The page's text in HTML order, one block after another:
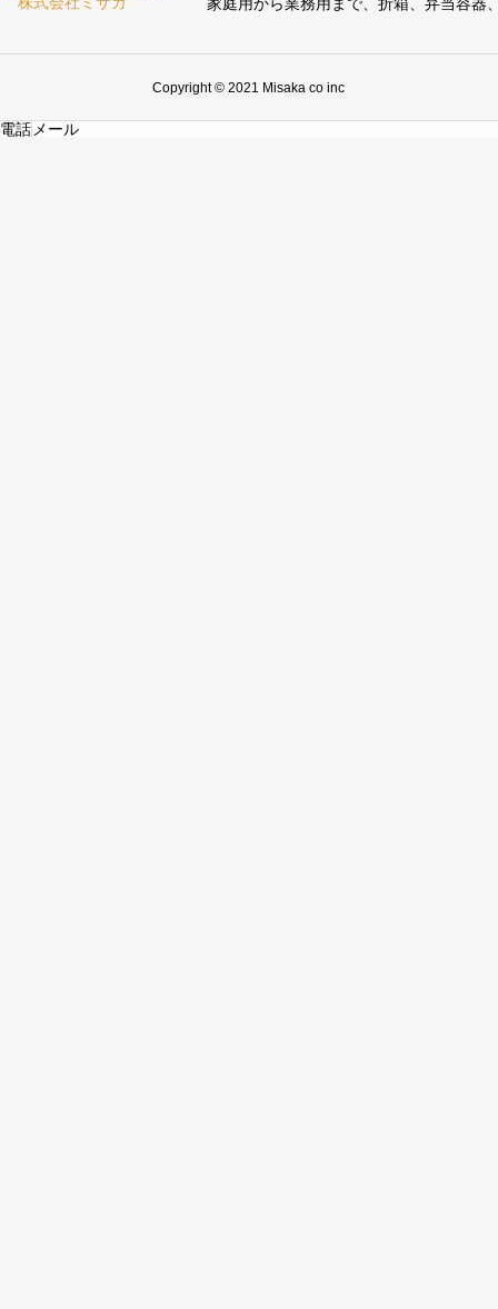
Copyright © 2021 Misaka co inc
電話 メール